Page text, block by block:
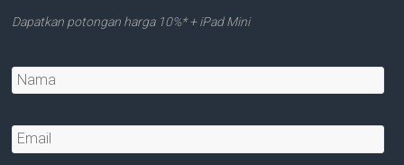
Dapatkan potongan harga 10%* + iPad Mini